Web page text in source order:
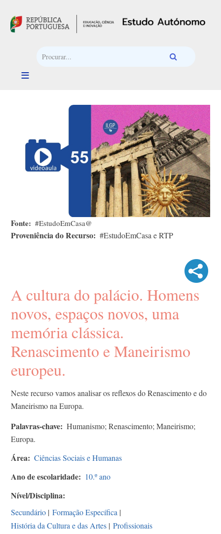
Fonte #EstudoEmCasa@
Proveniência do Recurso #EstudoEmCasa e RTP
A cultura do palácio. Homens
novos, espaços novos, uma
memória clássica.
Renascimento e Maneirismo
europeu.
Neste recurso vamos analisar os reflexos do Renascimento e do
Maneirismo na Europa.
Palavras-chave
Humanismo; Renascimento; Maneirismo;
Europa.
Área Ciências Sociais e Humanas
Ano de escolaridade 10.º ano
Nível/Disciplina
Secundário | Formação Específica |
História da Cultura e das Artes | Profissionais